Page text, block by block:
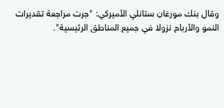
وقال بنك مورغان ستانلي الأميركي: "جرت مراجعة تقديرات
النمو والأرباح نزولا في جميع المناطق الرئيسية".